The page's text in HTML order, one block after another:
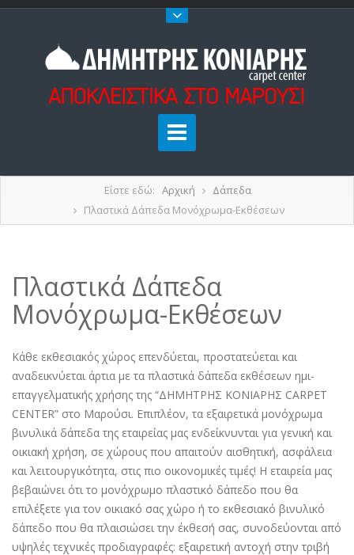
Είστε εδώ: Αρχική
Δάπεδα
Πλαστικά Δάπεδα Μονόχρωμα-Εκθέσεων
Πλαστικά Δάπεδα
Μονόχρωμα-Εκθέσεων
Κάθε εκθεσιακός χώρος επενδύεται, προστατεύεται και
αναδεικνύεται άρτια με τα πλαστικά δάπεδα εκθέσεων ημι-
επαγγελματικής χρήσης της “ΔΗΜΗΤΡΗΣ ΚΟΝΙΑΡΗΣ CARPET
CENTER” στο Μαρούσι. Επιπλέον, τα εξαιρετικά μονόχρωμα
βινυλικά δάπεδα της εταιρείας μας ενδείκνυνται για γενική και
οικιακή χρήση, σε χώρους που απαιτούν αισθητική, ασφάλεια
και λειτουργικότητα, στις πιο οικονομικές τιμές! Η εταιρεία μας
βεβαιώνει ότι το μονόχρωμο πλαστικό δάπεδο που θα
επιλέξετε για τον οικιακό σας χώρο ή το εκθεσιακό βινυλικό
δάπεδο που θα πλαισιώσει την έκθεσή σας, συνοδεύονται από
υψηλές τεχνικές προδιαγραφές: εξαιρετική αντοχή στην τριβή